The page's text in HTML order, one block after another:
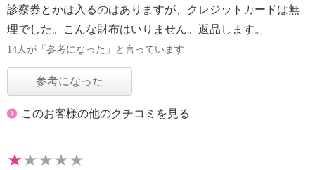
診察券とかは入るのはありますが、クレジットカードは無
理でした。こんな財布はいりません。返品します。
14人が「参考になった」と言っています
参考になった
このお客様の他のクチコミを見る